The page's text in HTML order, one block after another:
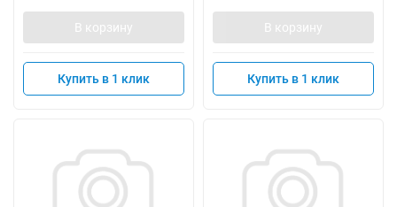
В корзину
Купить в 1 клик
В корзину
Купить в 1 клик